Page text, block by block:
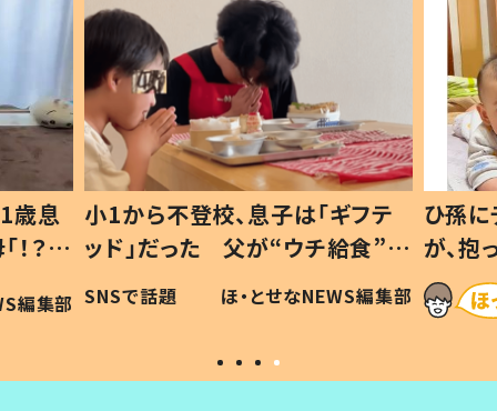
歳息
？」
編集部
小1から不登校、息子は「ギフテ
ッド」だった 父が“ウチ給食”を
作り続ける理由とは #令和の親
#令和の子
SNSで話題 ほ・とせなNEWS編集部
ひ孫
が、
「涙が
い」